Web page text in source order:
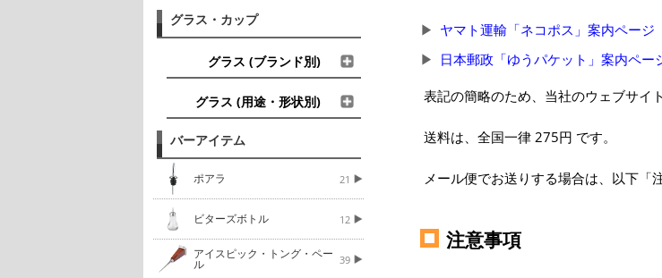
グラス・カップ
グラス (ブランド別)
グラス (用途・形状別)
バーアイテム
ポアラ 21
ビターズボトル 12
アイスピック・トング・ペー
ル 39
ヤマト運輸「ネコポス」案内ページ
日本郵政「ゆうパケット」案内ペー
表記の簡略のため、当社のウェブサイ
送料は、全国一律 275円 です。
メール便でお送りする場合は、以下「
注意事項